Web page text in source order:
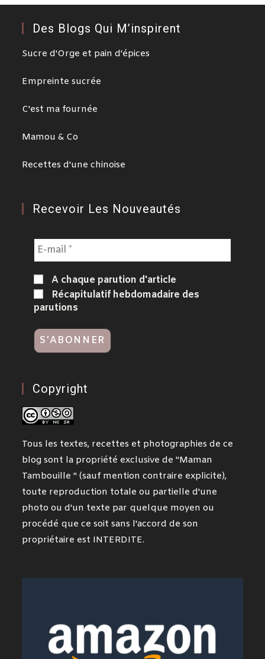
Des Blogs Qui M’inspirent
Sucre d'Orge et pain d'épices
Empreinte sucrée
C'est ma fournée
Mamou & Co
Recettes d'une chinoise
Recevoir Les Nouveautés
A chaque parution d'article
Récapitulatif hebdomadaire des
parutions
Copyright
Tous les textes, recettes et photographies de ce
blog sont la propriété exclusive de "Maman
Tambouille " (sauf mention contraire explicite),
toute reproduction totale ou partielle d'une
photo ou d'un texte par quelque moyen ou
procédé que ce soit sans l'accord de son
propriétaire est INTERDITE.